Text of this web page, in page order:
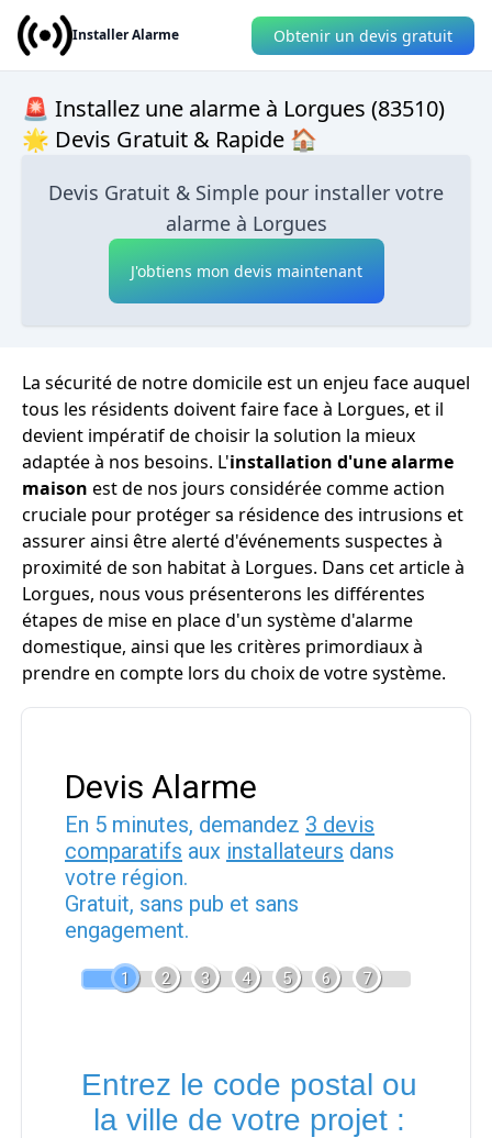
Installer Alarme Obtenir un devis gratuit
🚨 Installez une alarme à Lorgues (83510)
🌟 Devis Gratuit & Rapide 🏠
Devis Gratuit & Simple pour installer votre
alarme à Lorgues
J'obtiens mon devis maintenant
La sécurité de notre domicile est un enjeu face auquel
tous les résidents doivent faire face à Lorgues, et il
devient impératif de choisir la solution la mieux
adaptée à nos besoins. L'installation d'une alarme
maison est de nos jours considérée comme action
cruciale pour protéger sa résidence des intrusions et
assurer ainsi être alerté d'événements suspectes à
proximité de son habitat à Lorgues. Dans cet article à
Lorgues, nous vous présenterons les différentes
étapes de mise en place d'un système d'alarme
domestique, ainsi que les critères primordiaux à
prendre en compte lors du choix de votre système.
Devis Alarme
En 5 minutes, demandez 3 devis
comparatifs aux installateurs dans
votre région.
Gratuit, sans pub et sans
engagement.
1 2 3 4 5 6 7
Entrez le code postal ou
la ville de votre projet :